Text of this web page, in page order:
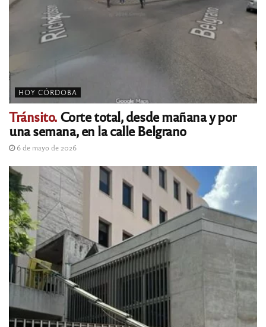
HOY CÓRDOBA
Tránsito. Corte total, desde mañana y por
una semana, en la calle Belgrano
6 de mayo de 2026